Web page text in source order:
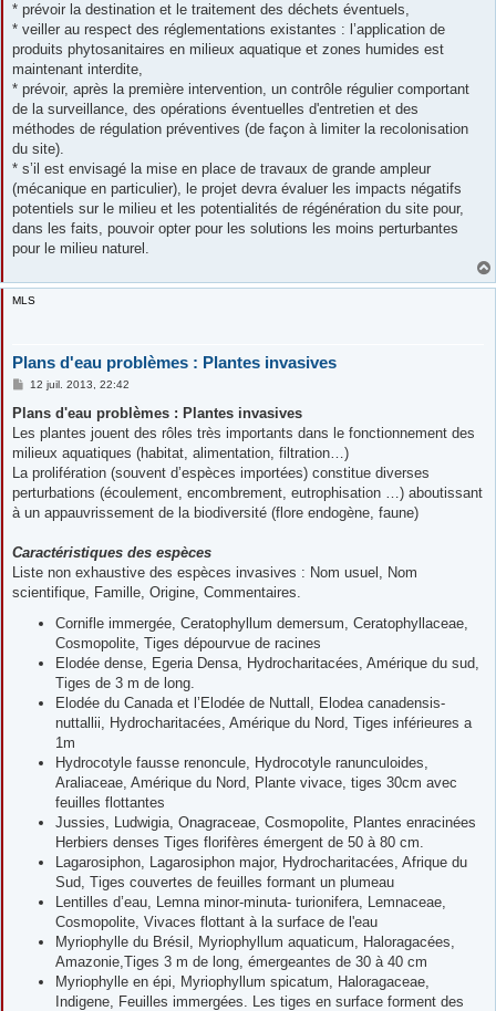
* prévoir la destination et le traitement des déchets éventuels,
* veiller au respect des réglementations existantes : l’application de
produits phytosanitaires en milieux aquatique et zones humides est
maintenant interdite,
* prévoir, après la première intervention, un contrôle régulier comportant
de la surveillance, des opérations éventuelles d'entretien et des
méthodes de régulation préventives (de façon à limiter la recolonisation
du site).
* s’il est envisagé la mise en place de travaux de grande ampleur
(mécanique en particulier), le projet devra évaluer les impacts négatifs
potentiels sur le milieu et les potentialités de régénération du site pour,
dans les faits, pouvoir opter pour les solutions les moins perturbantes
pour le milieu naturel.
MLS
Plans d'eau problèmes : Plantes invasives
M
s
a
g
12 juil. 2013, 22:42
Plans d'eau problèmes : Plantes invasives
Les plantes jouent des rôles très importants dans le fonctionnement des
milieux aquatiques (habitat, alimentation, filtration…)
La prolifération (souvent d’espèces importées) constitue diverses
perturbations (écoulement, encombrement, eutrophisation …) aboutissant
à un appauvrissement de la biodiversité (flore endogène, faune)
Caractéristiques des espèces
Liste non exhaustive des espèces invasives : Nom usuel, Nom
scientifique, Famille, Origine, Commentaires.
Cornifle immergée, Ceratophyllum demersum, Ceratophyllaceae,
Cosmopolite, Tiges dépourvue de racines
Elodée dense, Egeria Densa, Hydrocharitacées, Amérique du sud,
Tiges de 3 m de long.
Elodée du Canada et l’Elodée de Nuttall, Elodea canadensis-
nuttallii, Hydrocharitacées, Amérique du Nord, Tiges inférieures a
1m
Hydrocotyle fausse renoncule, Hydrocotyle ranunculoides,
Araliaceae, Amérique du Nord, Plante vivace, tiges 30cm avec
feuilles flottantes
Jussies, Ludwigia, Onagraceae, Cosmopolite, Plantes enracinées
Herbiers denses Tiges florifères émergent de 50 à 80 cm.
Lagarosiphon, Lagarosiphon major, Hydrocharitacées, Afrique du
Sud, Tiges couvertes de feuilles formant un plumeau
Lentilles d’eau, Lemna minor-minuta- turionifera, Lemnaceae,
Cosmopolite, Vivaces flottant à la surface de l'eau
Myriophylle du Brésil, Myriophyllum aquaticum, Haloragacées,
Amazonie,Tiges 3 m de long, émergeantes de 30 à 40 cm
Myriophylle en épi, Myriophyllum spicatum, Haloragaceae,
Indigene, Feuilles immergées. Les tiges en surface forment des